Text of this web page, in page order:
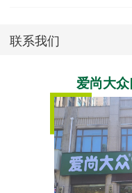
联系我们
爱尚大